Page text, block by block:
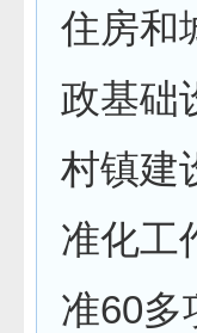
住房和
政基础
村镇建
准化工
准60多